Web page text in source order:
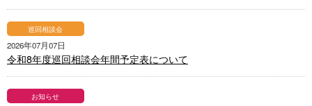
巡回相談会
2026年07月07日
令和8年度巡回相談会年間予定表について
お知らせ